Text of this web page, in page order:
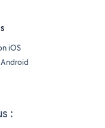
:
iOS